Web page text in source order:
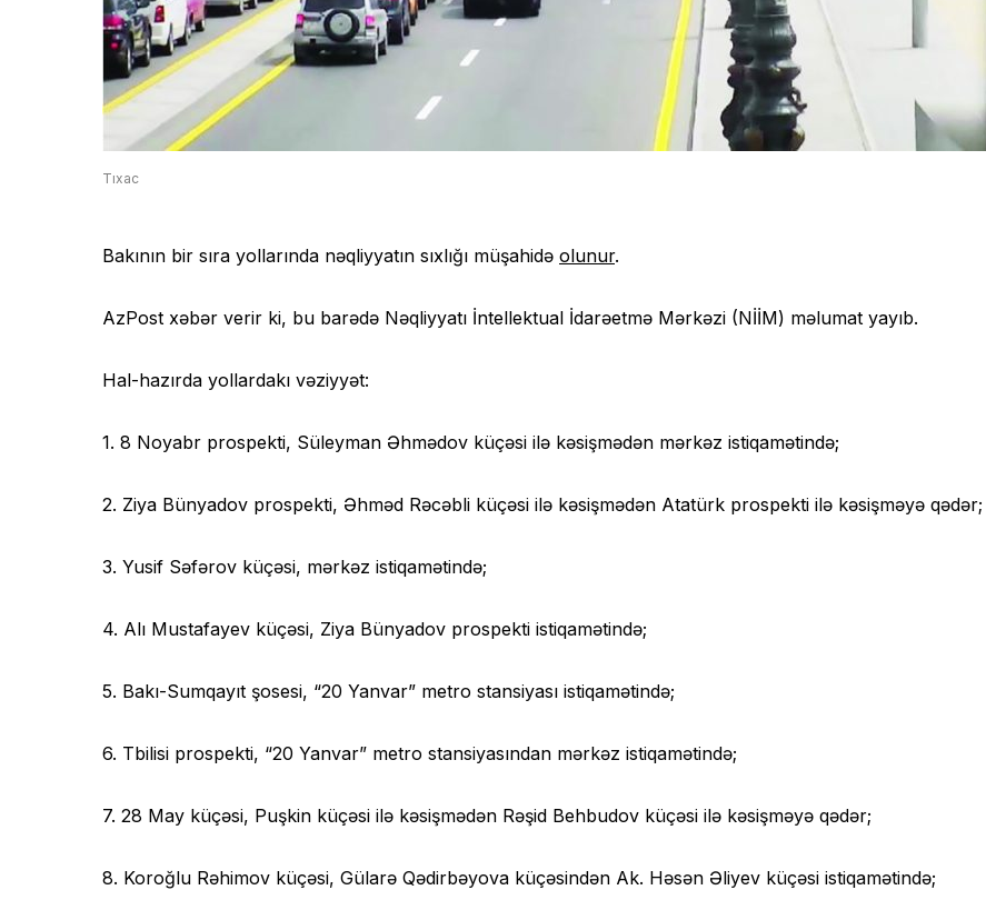
Tıxac
Bakının bir sıra yollarında nəqliyyatın sıxlığı müşahidə olunur.
AzPost xəbər verir ki, bu barədə Nəqliyyatı İntellektual İdarəetmə Mərkəzi (NİİM) məlumat yayıb.
Hal-hazırda yollardakı vəziyyət:
1. 8 Noyabr prospekti, Süleyman Əhmədov küçəsi ilə kəsişmədən mərkəz istiqamətində;
2. Ziya Bünyadov prospekti, Əhməd Rəcəbli küçəsi ilə kəsişmədən Atatürk prospekti ilə kəsişməyə qədər;
3. Yusif Səfərov küçəsi, mərkəz istiqamətində;
4. Alı Mustafayev küçəsi, Ziya Bünyadov prospekti istiqamətində;
5. Bakı-Sumqayıt şosesi, “20 Yanvar” metro stansiyası istiqamətində;
6. Tbilisi prospekti, “20 Yanvar” metro stansiyasından mərkəz istiqamətində;
7. 28 May küçəsi, Puşkin küçəsi ilə kəsişmədən Rəşid Behbudov küçəsi ilə kəsişməyə qədər;
8. Koroğlu Rəhimov küçəsi, Gülarə Qədirbəyova küçəsindən Ak. Həsən Əliyev küçəsi istiqamətində;